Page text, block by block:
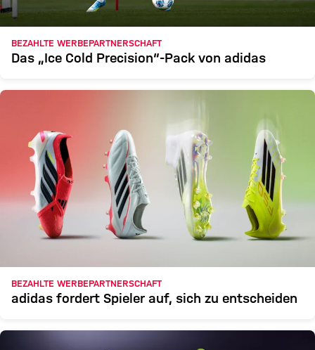
BEZAHLTE WERBEPARTNERSCHAFT
Das „Ice Cold Precision“-Pack von adidas
BEZAHLTE WERBEPARTNERSCHAFT
adidas fordert Spieler auf, sich zu entscheiden